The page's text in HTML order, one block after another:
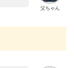
父ちゃん